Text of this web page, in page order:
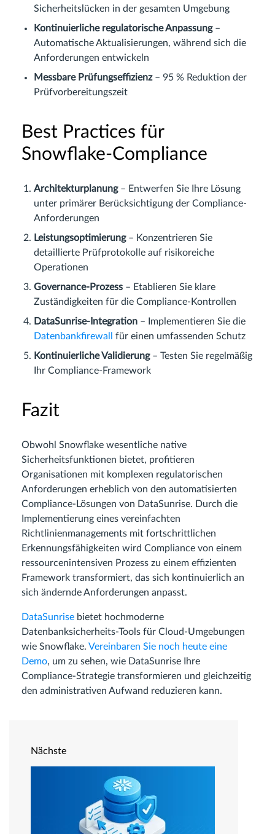
Sicherheitslücken in der gesamten Umgebung
Kontinuierliche regulatorische Anpassung–
Automatische Aktualisierungen, während sich die
Anforderungen entwickeln
Messbare Prüfungseffizienz– 95 % Reduktion der
Prüfvorbereitungszeit
Best Practices für
Snowflake-Compliance
Architekturplanung– Entwerfen Sie Ihre Lösung
unter primärer Berücksichtigung der Compliance-
Anforderungen
Leistungsoptimierung– Konzentrieren Sie
detaillierte Prüfprotokolle auf risikoreiche
Operationen
Governance-Prozess – Etablieren Sie klare
Zuständigkeiten für die Compliance-Kontrollen
DataSunrise-Integration – Implementieren Sie die
Datenbankfirewall
für einen umfassenden Schutz
Kontinuierliche Validierung– Testen Sie regelmäßig
Ihr Compliance-Framework
Fazit
Obwohl Snowflake wesentliche native
Sicherheitsfunktionen bietet, profitieren
Organisationen mit komplexen regulatorischen
Anforderungen erheblich von den automatisierten
Compliance-Lösungen von DataSunrise. Durch die
Implementierung eines vereinfachten
Richtlinienmanagements mit fortschrittlichen
Erkennungsfähigkeiten wird Compliance von einem
ressourcenintensiven Prozess zu einem effizienten
Framework transformiert, das sich kontinuierlich an
sich ändernde Anforderungen anpasst.
DataSunrise bietet hochmoderne
Datenbanksicherheits-Tools für Cloud-Umgebungen
wie Snowflake. Vereinbaren Sie noch heute eine
Demo, um zu sehen, wie DataSunrise Ihre
Compliance-Strategie transformieren und gleichzeitig
den administrativen Aufwand reduzieren kann.
Nächste